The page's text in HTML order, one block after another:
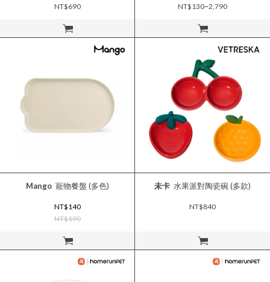
立即購買
NT$690
立即購買
NT$130~2,790
立即購買
Mango 寵物餐盤 (多色)
NT$140
NT$190
立即購買
未卡 水果派對陶瓷碗 (多款)
NT$840